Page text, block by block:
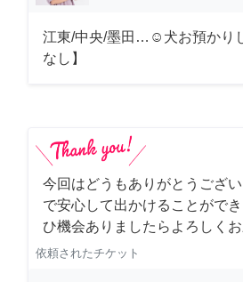
江東/中央/墨田…☺︎犬お預かり
なし】
今回はどうもありがとうござ
で安心して出かけることがで
ひ機会ありましたらよろしくお
依頼されたチケット